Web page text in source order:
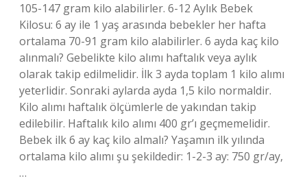
105-147 gram kilo alabilirler. 6-12 Aylık Bebek
Kilosu: 6 ay ile 1 yaş arasında bebekler her hafta
ortalama 70-91 gram kilo alabilirler. 6 ayda kaç kilo
alınmalı? Gebelikte kilo alımı haftalık veya aylık
olarak takip edilmelidir. İlk 3 ayda toplam 1 kilo alımı
yeterlidir. Sonraki aylarda ayda 1,5 kilo normaldir.
Kilo alımı haftalık ölçümlerle de yakından takip
edilebilir. Haftalık kilo alımı 400 gr’ı geçmemelidir.
Bebek ilk 6 ay kaç kilo almalı? Yaşamın ilk yılında
ortalama kilo alımı şu şekildedir: 1-2-3 ay: 750 gr/ay,
…